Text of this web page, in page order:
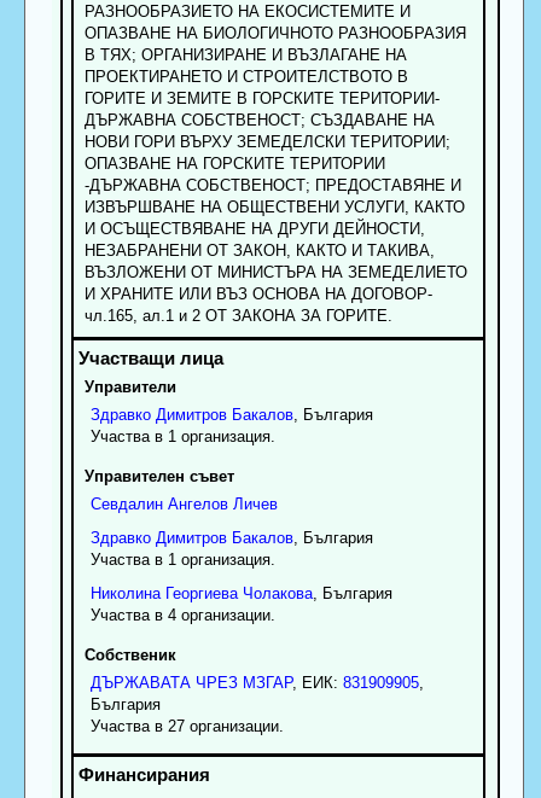
РАЗНООБРАЗИЕТО НА ЕКОСИСТЕМИТЕ И
ОПАЗВАНЕ НА БИОЛОГИЧНОТО РАЗНООБРАЗИЯ
В ТЯХ; ОРГАНИЗИРАНЕ И ВЪЗЛАГАНЕ НА
ПРОЕКТИРАНЕТО И СТРОИТЕЛСТВОТО В
ГОРИТЕ И ЗЕМИТЕ В ГОРСКИТЕ ТЕРИТОРИИ-
ДЪРЖАВНА СОБСТВЕНОСТ; СЪЗДАВАНЕ НА
НОВИ ГОРИ ВЪРХУ ЗЕМЕДЕЛСКИ ТЕРИТОРИИ;
ОПАЗВАНЕ НА ГОРСКИТЕ ТЕРИТОРИИ
-ДЪРЖАВНА СОБСТВЕНОСТ; ПРЕДОСТАВЯНЕ И
ИЗВЪРШВАНЕ НА ОБЩЕСТВЕНИ УСЛУГИ, КАКТО
И ОСЪЩЕСТВЯВАНЕ НА ДРУГИ ДЕЙНОСТИ,
НЕЗАБРАНЕНИ ОТ ЗАКОН, КАКТО И ТАКИВА,
ВЪЗЛОЖЕНИ ОТ МИНИСТЪРА НА ЗЕМЕДЕЛИЕТО
И ХРАНИТЕ ИЛИ ВЪЗ ОСНОВА НА ДОГОВОР-
чл.165, ал.1 и 2 ОТ ЗАКОНА ЗА ГОРИТЕ.
Управители
Здравко Димитров Бакалов, България
Участва в 1 организация.
Управителен съвет
Севдалин Ангелов Личев
Здравко Димитров Бакалов, България
Участва в 1 организация.
Николина Георгиева Чолакова, България
Участва в 4 организации.
Собственик
ДЪРЖАВАТА ЧРЕЗ МЗГАР, ЕИК: 831909905,
България
Участва в 27 организации.